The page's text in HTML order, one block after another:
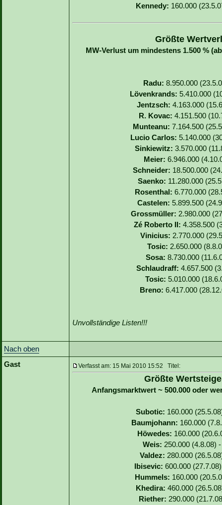
Kennedy: 160.000
Größte
MW-Verlust um mindestens 1.500 %
Radu: 8.950.000
Lövenkrands: 5.410.000
Jentzsch: 4.163.000
R. Kovac: 4.151.500
Munteanu: 7.164.500
Lucio Carlos: 5.140.000
Sinkiewitz: 3.570.000
Meier: 6.946.000
Schneider: 18.500.000
Saenko: 11.280.000
Rosenthal: 6.770.000
Castelen: 5.899.500
Grossmüller: 2.980.000
Zé Roberto II: 4.358.500
Vinicius: 2.770.000
Tosic: 2.650.000
Sosa: 8.730.000
Schlaudraff: 4.657.500
Tosic: 5.010.000
Breno: 6.417.000
Unvollständige Listen!!!
Nach oben
Gast
Verfasst am: 15 Mai 2010 15:52 Titel:
Größte
Anfangsmarktwert ~ 500.000 oder
Subotic: 160.000
Baumjohann: 160.000
Höwedes: 160.000
Weis: 250.000 (4.8.08)
Valdez: 280.000
Ibisevic: 600.000
Hummels: 160.000
Khedira: 460.000
Riether: 290.000